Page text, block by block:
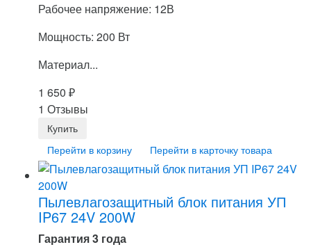
Рабочее напряжение: 12В
Мощность: 200 Вт
Материал...
1 650 ₽
1 Отзывы
Перейти в корзину Перейти в карточку товара
Пылевлагозащитный блок питания УП
IP67 24V 200W
Гарантия 3 года